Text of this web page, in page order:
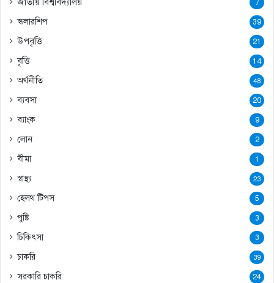
7
স্কলারশিপ 39
উপবৃত্তি 21
বৃত্তি 14
অর্থনীতি 48
ব্যবসা 20
ব্যাংক 9
লোন 2
বীমা 1
স্বাস্থ্য 23
হেলথ টিপস 5
পুষ্টি 3
চিকিৎসা 3
চাকরি 39
সরকারি চাকরি 24